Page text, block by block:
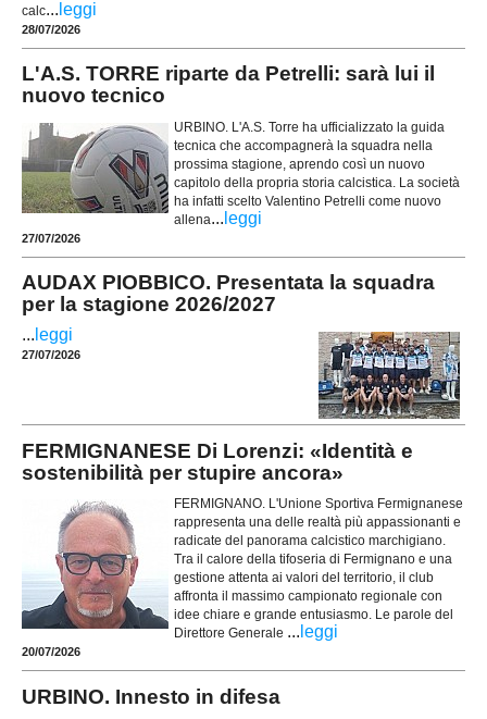
calc... leggi
28/07/2026
L'A.S. TORRE riparte da Petrelli: sarà lui il
nuovo tecnico
URBINO. L'A.S. Torre ha ufficializzato la guida
tecnica che accompagnerà la squadra nella
prossima stagione, aprendo così un nuovo
capitolo della propria storia calcistica. La società
ha infatti scelto Valentino Petrelli come nuovo
allena... leggi
27/07/2026
AUDAX PIOBBICO. Presentata la squadra
per la stagione 2026/2027
... leggi
27/07/2026
FERMIGNANESE Di Lorenzi: «Identità e
sostenibilità per stupire ancora»
FERMIGNANO. L'Unione Sportiva Fermignanese
rappresenta una delle realtà più appassionanti e
radicate del panorama calcistico marchigiano.
Tra il calore della tifoseria di Fermignano e una
gestione attenta ai valori del territorio, il club
affronta il massimo campionato regionale con
idee chiare e grande entusiasmo. Le parole del
Direttore Generale ... leggi
20/07/2026
URBINO. Innesto in difesa